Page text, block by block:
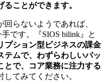
ことができます。
らないようであれば、
です。『SIOS bilink』と
プション型ビジネスの課金
テムで、わずらわしいバッ
とで、コア業務に注力する
してみてください。